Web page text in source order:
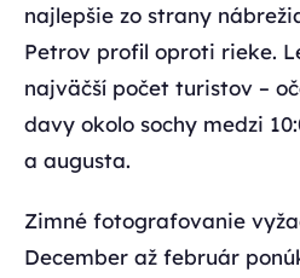
najlepšie zo strany
Petrov profil oproti rieke.
najväčší počet turistov –
davy okolo sochy medzi
a augusta.
Zimné fotografovanie
December až február